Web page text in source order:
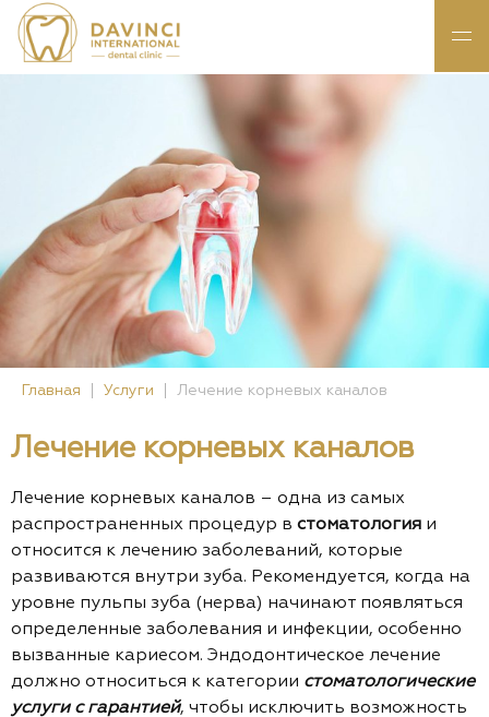
Главная Услуги Лечение корневых каналов
Лечение корневых каналов
Лечение корневых каналов – одна из самых
распространенных процедур в стоматология и
относится к лечению заболеваний, которые
развиваются внутри зуба. Рекомендуется, когда на
уровне пульпы зуба (нерва) начинают появляться
определенные заболевания и инфекции, особенно
вызванные кариесом. Эндодонтическое лечение
должно относиться к категории стоматологические
услуги с гарантией, чтобы исключить возможность